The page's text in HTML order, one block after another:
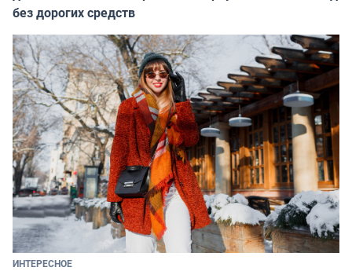
без дорогих средств
ИНТЕРЕСНОЕ